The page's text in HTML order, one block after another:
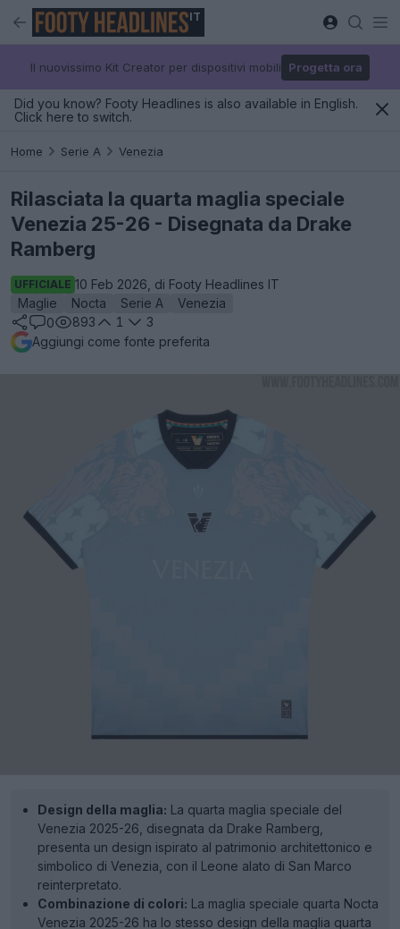
IT
Il nuovissimo Kit Creator per dispositivi mobili Progetta ora
Did you know? Footy Headlines is also available in English.
Click here to switch.
Home Serie A Venezia
Rilasciata la quarta maglia speciale
Venezia 25-26 - Disegnata da Drake
Ramberg
UFFICIALE 10 Feb 2026, di Footy Headlines IT
Maglie
Nocta Serie A
Venezia
0
893 1
3
Aggiungi come fonte preferita
Design della maglia: La quarta maglia speciale del
Venezia 2025-26, disegnata da Drake Ramberg,
presenta un design ispirato al patrimonio architettonico e
simbolico di Venezia, con il Leone alato di San Marco
reinterpretato.
Combinazione di colori: La maglia speciale quarta Nocta
Venezia 2025-26 ha lo stesso design della maglia quarta